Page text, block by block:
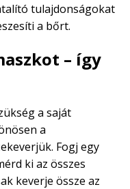
tulajdonságokat
a bőrt.
– így
a saját
a
Fogj egy
ki az összes
keverje össze az